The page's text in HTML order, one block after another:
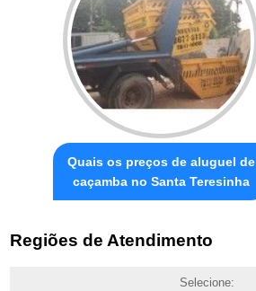
Quais os preços de aluguel de
caçamba no Santa Teresinha
Regiões de Atendimento
Selecione: